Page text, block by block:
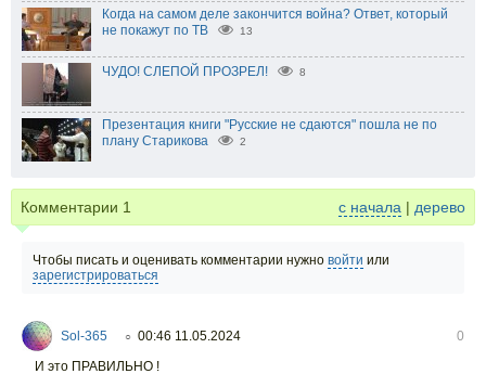
Когда на самом деле закончится война? Ответ, который
не покажут по ТВ
13
ЧУДО! СЛЕПОЙ ПРОЗРЕЛ! 8
Презентация книги "Русские не сдаются" пошла не по
плану Старикова
2
Комментарии 1 с начала | дерево
Чтобы писать и оценивать комментарии нужно войти или
зарегистрироваться
Sol-365 ○ 00:46 11.05.2024
0
И это ПРАВИЛЬНО !